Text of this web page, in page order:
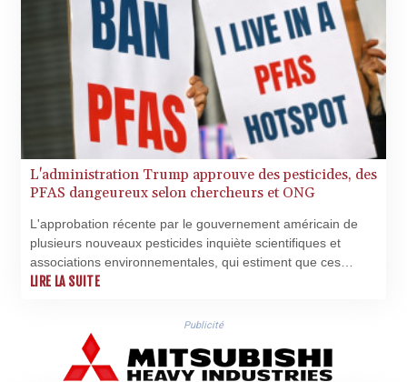
WST 3.160483
XAF 655.948849
XAG 0.018188
XAU 0.000266
XCD 3.124515
XCG 2.077474
XDR 0.81579
XOF 655.948849
XPF 119.331742
YER 275.626884
ZMK
10406.612213
ZMW 21.75673
L'administration Trump approuve des pesticides, des
PFAS dangeureux selon chercheurs et ONG
L'approbation récente par le gouvernement américain de
plusieurs nouveaux pesticides inquiète scientifiques et
associations environnementales, qui estiment que ces
substances sont en réalité des PFAS, surnommés polluants
LIRE LA SUITE
Publicité